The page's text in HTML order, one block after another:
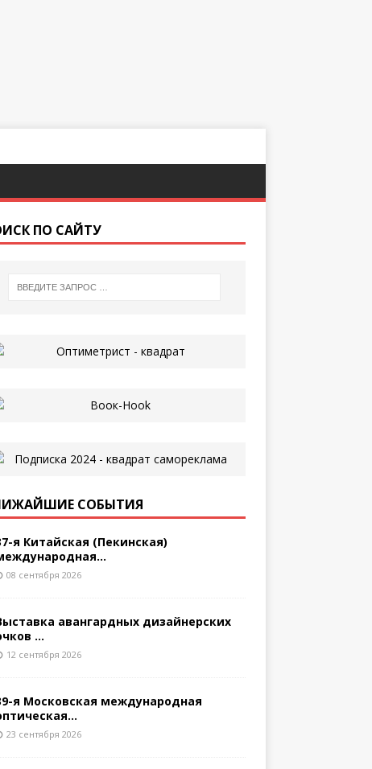
ПО САЙТУ
СОБЫТИЯ
я Китайская (Пекинская)
08 сентября 2026
авангардных дизайнерских
...
12 сентября 2026
я Московская международная
23 сентября 2026